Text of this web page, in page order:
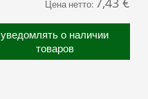
Цена нетто:
уведомлять о наличии
товаров